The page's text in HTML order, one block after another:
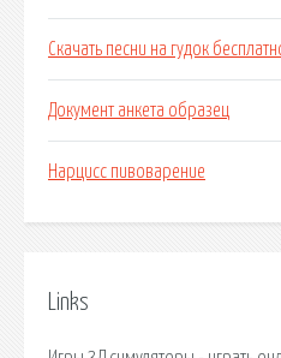
Скачать песни на гудок
Документ анкета образец
Нарцисс пивоварение
Links